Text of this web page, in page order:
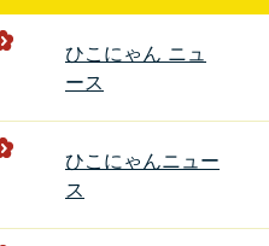
ひこにゃん ニュ
ース
ひこにゃんニュー
ス